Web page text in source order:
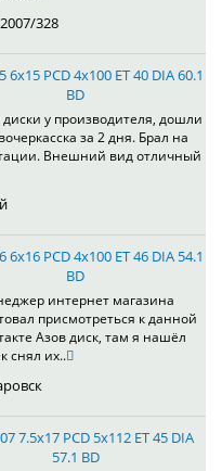
328
6x15 PCD 4x100 ET 40 DIA 60.1
BD
диски у производителя, дошли
за 2 дня. Брал на
Внешний вид отличный
6x16 PCD 4x100 ET 46 DIA 54.1
BD
интернет магазина
присмотреться к данной
Азов диск, там я нашёл
снял их..
7.5x17 PCD 5x112 ET 45 DIA
57.1 BD